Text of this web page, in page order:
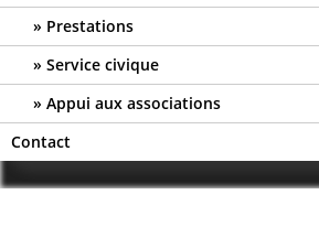
Prestations
Service civique
Appui aux associations
Contact